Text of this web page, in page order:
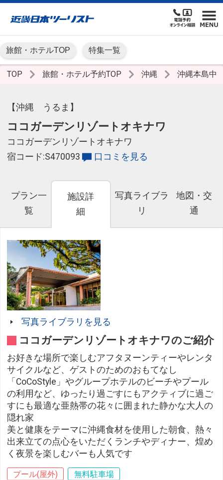
旅館・ホテルTOP 特集一覧
TOP 旅館・ホテル予約TOP 沖縄 沖縄本島中
【沖縄 うるま】
ココガーデンリゾートオキナワ
ココガーデンリゾートオキナワ
宿コード:S470093
口コミを見る
プラン一
覧
施設詳
細
写真ライブラ
リ
地図・交
通
写真ライブラリを見る
ココガーデンリゾートオキナワのご紹介
お好きな場所で楽しむアフタヌーンティーやレンタ
サイクルなど、ゲストのためのおもてなし
「CoCoStyle」やグループホテルのビーチやプール
の利用など、ゆったり過ごすにもアクティブに過ご
すにも最適な亜熱帯の花々に囲まれた静かな大人の
隠れ家
美と健康をテーマに沖縄食材を使用した朝食、熱々
出来立ての点心をいただくランチやディナー、煌め
く夜景を楽しむバーも人気です
プール(屋外) 無料駐車場